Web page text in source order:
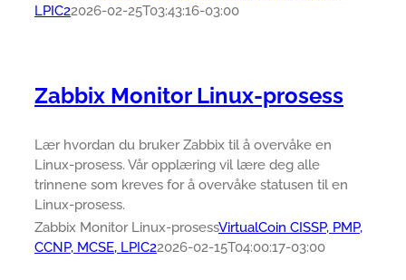
LPIC22026-02-25T03:43:16-03:00
Zabbix Monitor Linux-prosess
Lær hvordan du bruker Zabbix til å overvåke en
Linux-prosess. Vår opplæring vil lære deg alle
trinnene som kreves for å overvåke statusen til en
Linux-prosess.
Zabbix Monitor Linux-prosessVirtualCoin CISSP, PMP,
CCNP, MCSE, LPIC22026-02-15T04:00:17-03:00